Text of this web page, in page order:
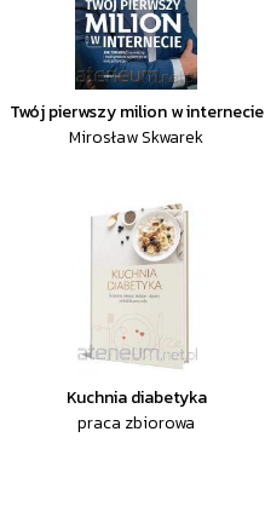
Twój pierwszy milion w internecie
Mirosław Skwarek
Kuchnia diabetyka
praca zbiorowa